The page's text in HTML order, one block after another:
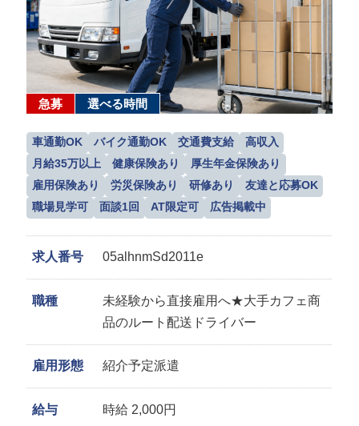
急募 選べる時間
車通勤OK バイク通勤OK 交通費支給
高収入
月給35万以上
健康保険あり
厚生年金保険あり
雇用保険あり
労災保険あり 研修あり
友達と応募OK
職場見学可
面談1回 AT限定可 広告掲載中
求人番号 05alhnmSd2011e
職種
未経験から直接雇用へ★大手カフェ商
品のルート配送ドライバー
雇用形態 紹介予定派遣
給与 時給 2,000円